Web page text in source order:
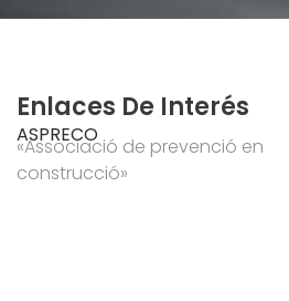
Enlaces De Interés
ASPRECO
«Associació de prevenció en
construcció»